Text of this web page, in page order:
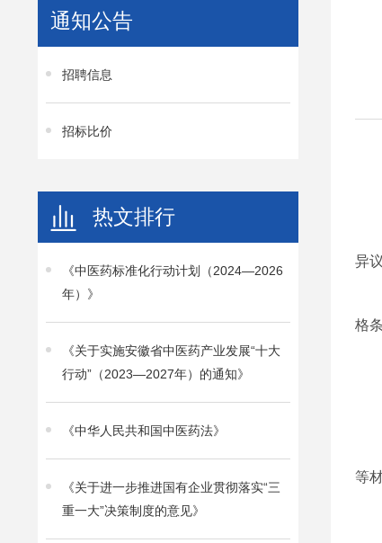
通知公告
招聘信息
招标比价
热文排行
《中医药标准化行动计划（2024—2026
年）》
《关于实施安徽省中医药产业发展“十大
行动”（2023—2027年）的通知》
《中华人民共和国中医药法》
《关于进一步推进国有企业贯彻落实“三
重一大”决策制度的意见》
异议
格
等